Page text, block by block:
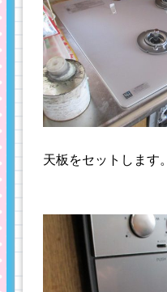
天板をセットします。